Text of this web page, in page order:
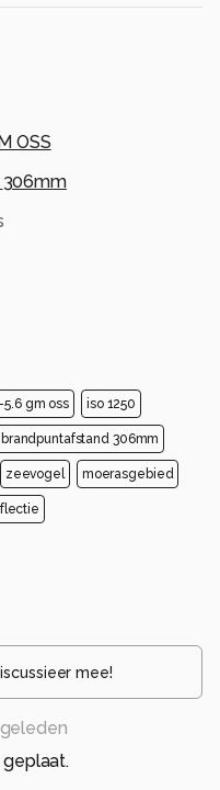
OSS
306mm
gm oss iso 1250
brandpuntafstand 306mm
zeevogel moerasgebied
mee!
geplaat.